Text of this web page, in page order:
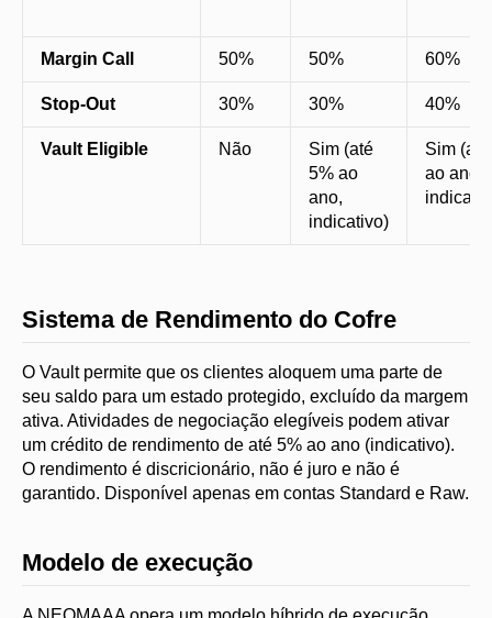
Margin Call 50% 50% 60%
Stop-Out 30% 30% 40%
Vault Eligible Não
Sim (até
5% ao
ano,
indicativo)
Sim
ao ano,
Sistema de Rendimento do Cofre
O Vault permite que os clientes aloquem uma parte de
seu saldo para um estado protegido, excluído da margem
ativa. Atividades de negociação elegíveis podem ativar
um crédito de rendimento de até 5% ao ano (indicativo).
O rendimento é discricionário, não é juro e não é
garantido. Disponível apenas em contas Standard e Raw.
Modelo de execução